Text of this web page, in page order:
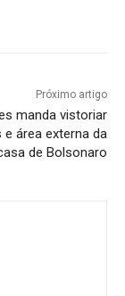
Próximo artigo
manda vistoriar
e área externa da
de Bolsonaro